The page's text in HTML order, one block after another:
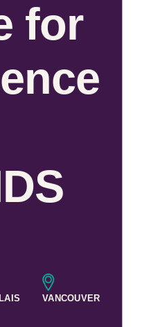
for
VANCOUVER